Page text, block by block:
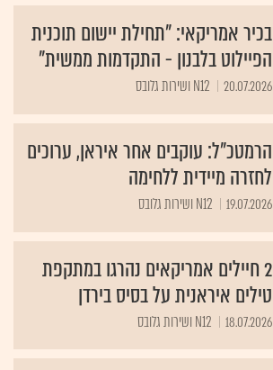
בכיר אמריקאי: "תחילת יישום תוכנית
הפיילוט בלבנון - התקדמות ממשית"
20.07.2026 N12 ושירות גלובס
הרמטכ"ל: עוקבים אחר איראן, ערוכים
לחזרה מיידית ללחימה
19.07.2026 N12 ושירות גלובס
2 חיילים אמריקאים נהרגו במתקפת
טילים איראנית על בסיס בירדן
18.07.2026 N12 ושירות גלובס